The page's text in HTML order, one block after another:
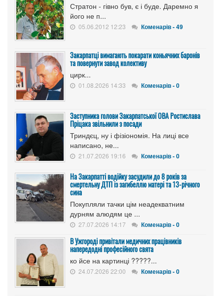
Стратон - гівно був, є і буде. Даремно я
його не п...
05.06.2012 12:23 Коменарів - 49
Закарпатці вимагають покарати коньячних баронів
та повернути завод колективу
цирк...
01.08.2026 14:33 Коменарів - 0
Заступника голови Закарпатської ОВА Ростислава
Пріцака звільнили з посади
Триндєц, ну і фізіономія. На лиці все
написано, не...
21.07.2026 19:16 Коменарів - 0
На Закарпатті водійку засудили до 8 років за
смертельну ДТП із загибеллю матері та 13-річного
сина
Покупляли тачки цім неадекватним
дурням алюдям це ...
27.07.2026 14:17 Коменарів - 0
В Ужгороді привітали медичних працівників
напередодні професійного свята
ко йсе на картинці ?????...
24.07.2026 22:00 Коменарів - 0